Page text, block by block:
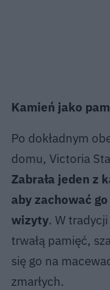
Kamień jako
Po dokładnym
domu, Victoria
Zabrała jeden z
aby zachować
wizyty. W
trwałą pamięć,
się go na
zmarłych.